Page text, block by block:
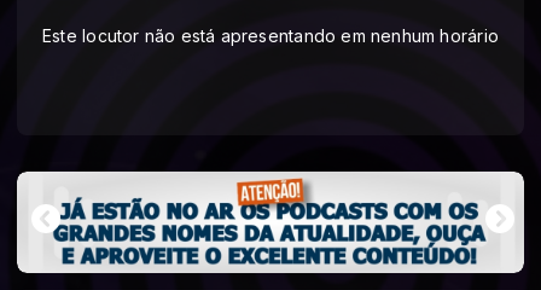
Este locutor não está apresentando em nenhum horário